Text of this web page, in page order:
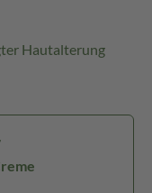
Hautalterung